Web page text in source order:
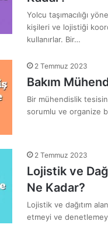
Yolcu taşımacılığı
kişileri ve lojistiği
kullanırlar. Bir…
2 Temmuz 2023
Bakım
Bir mühendislik
sorumlu ve organize
2 Temmuz 2023
Lojistik ve
Ne Kadar?
Lojistik ve dağıtım
etmeyi ve